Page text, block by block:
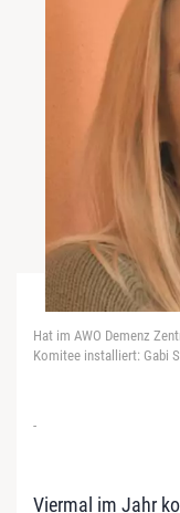
Hat im AWO Demenz
Komitee installiert: Gabi
-
Viermal im Jahr